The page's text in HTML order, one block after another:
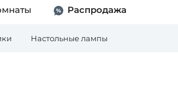
Распродажа
Настольные лампы